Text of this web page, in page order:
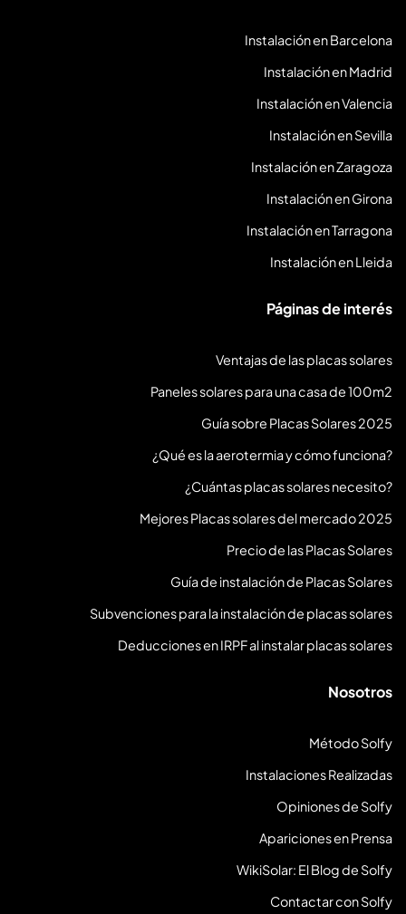
Instalación en Barcelona
Instalación en Madrid
Instalación en Valencia
Instalación en Sevilla
Instalación en Zaragoza
Instalación en Girona
Instalación en Tarragona
Instalación en Lleida
Páginas de interés
Ventajas de las placas solares
Paneles solares para una casa de 100m2
Guía sobre Placas Solares 2025
¿Qué es la aerotermia y cómo funciona?
¿Cuántas placas solares necesito?
Mejores Placas solares del mercado 2025
Precio de las Placas Solares
Guía de instalación de Placas Solares
Subvenciones para la instalación de placas solares
Deducciones en IRPF al instalar placas solares
Nosotros
Método Solfy
Instalaciones Realizadas
Opiniones de Solfy
Apariciones en Prensa
WikiSolar: El Blog de Solfy
Contactar con Solfy